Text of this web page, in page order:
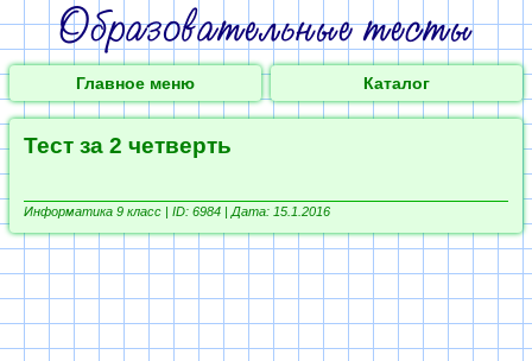
Главное меню Каталог
Тест за 2 четверть
Информатика 9 класс | ID: 6984 | Дата: 15.1.2016